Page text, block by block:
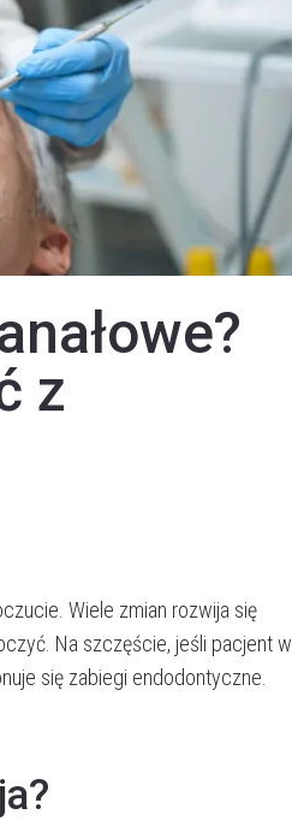
z
Wiele zmian rozwija się
Na szczęście, jeśli pacjent w
się zabiegi endodontyczne.